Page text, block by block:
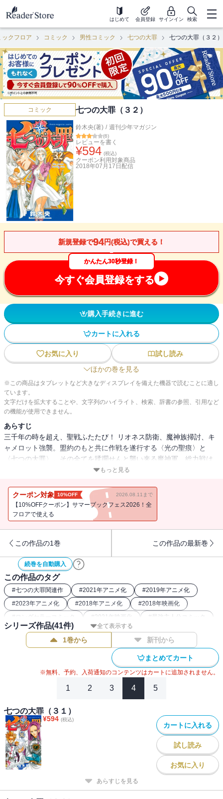
はじめて 会員登録 サインイン 検索
ックフロア コミック 男性コミック 七つの大罪 七つの大罪（３２）
コミック 七つの大罪（３２）
鈴木央(著) / 週刊少年マガジン
(6)
レビューを書く
¥594 (税込)
クーポン利用対象商品
2018年07月17日 配信
新規登録で94円(税込)で買える！
かんたん30秒登録！
今すぐ会員登録をする
購入手続きに進む
カートに入れる
お気に入り
試し読み
ほかの巻を見る
※この商品はタブレットなど大きなディスプレイを備えた機器で読むことに適し
ています。
文字だけを拡大することや、文字列のハイライト、検索、辞書の参照、引用など
の機能が使用できません。
あらすじ
三千年の時を超え、聖戦ふたたび！ リオネス防衛、魔神族掃討、キ
ャメロット強襲。盟約のもと共に作戦を遂行する〈光の聖痕〉と
〈七つの大罪〉。その全てを蹂躙せんと襲い来る魔神軍。総力戦は
熾烈を極め、戦況は一切の予断を許さない。一方、野望に燃える
リザベスに！！ いま戦いは神の領域へ──！！
もっと見る
クーポン対象 10%OFF 2026.08.11まで
【10%OFFクーポン】サマーブックフェス2026！全
フロアで使える
この作品の1巻 この作品の最新巻
続巻を自動購入
この作品のタグ
#七つの大罪関連作 #2021年アニメ化 #2019年アニメ化
#2023年アニメ化 #2018年アニメ化 #2018年映画化
# ロングセラーコミック #2021年映画化 # 最強主人公コミック
#ファンタジー漫画 #本格ファンタジー漫画 #講談社漫画賞
全て表示する
シリーズ作品(41件)
1巻から 新刊から
まとめてカート
※無料、予約、入荷通知のコンテンツはカートに追加されません。
1 2 3 4 5
七つの大罪（３１）
¥594 (税込)
カートに入れる
試し読み
お気に入り
あらすじを見る